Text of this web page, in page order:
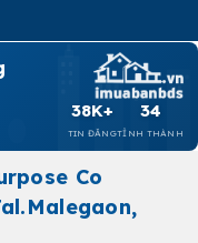
38K+
TIN ĐĂNG
34
TỈNH THÀNH
Co